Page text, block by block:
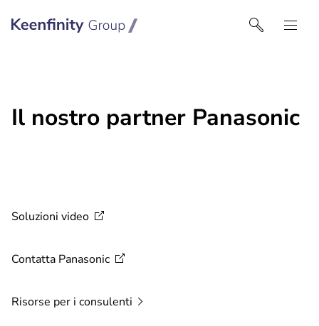
Keenfinity Group I Italy
Il nostro partner Panasonic
Soluzioni video
Contatta Panasonic
Risorse per i consulenti